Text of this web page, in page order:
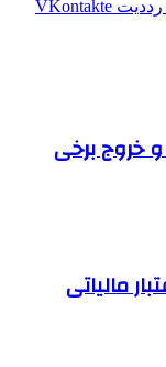
‫رددیت ‫VKontakte
خروج برخی
مالیاتی